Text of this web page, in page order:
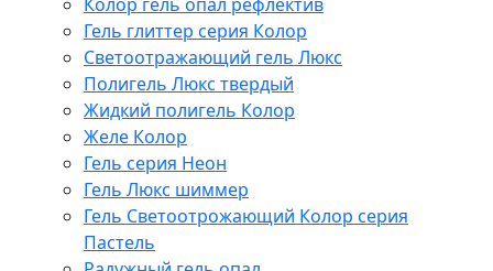
Гель глиттер серия Колор
Светоотражающий гель Люкс
Полигель Люкс твердый
Жидкий полигель Колор
Желе Колор
Гель серия Неон
Гель Люкс шиммер
Гель Светоотрожающий Колор серия
Пастель